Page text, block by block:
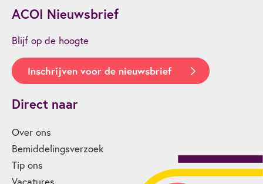
ACOI Nieuwsbrief
Blijf op de hoogte
Inschrijven voor de nieuwsbrief
Direct naar
Over ons
Bemiddelingsverzoek
Tip ons